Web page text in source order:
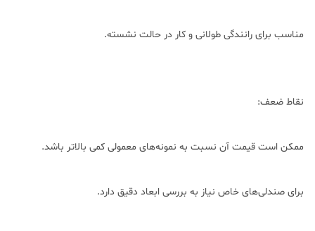
مناسب برای رانندگی طولانی و کار در حالت نشسته.
نقاط ضعف:
ممکن است قیمت آن نسبت به نمونه‌های معمولی کمی بالاتر باشد.
برای صندلی‌های خاص نیاز به بررسی ابعاد دقیق دارد.